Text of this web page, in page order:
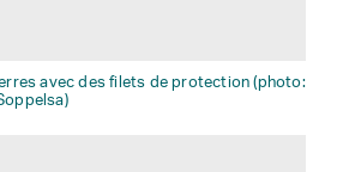
avec des filets de protection (photo: